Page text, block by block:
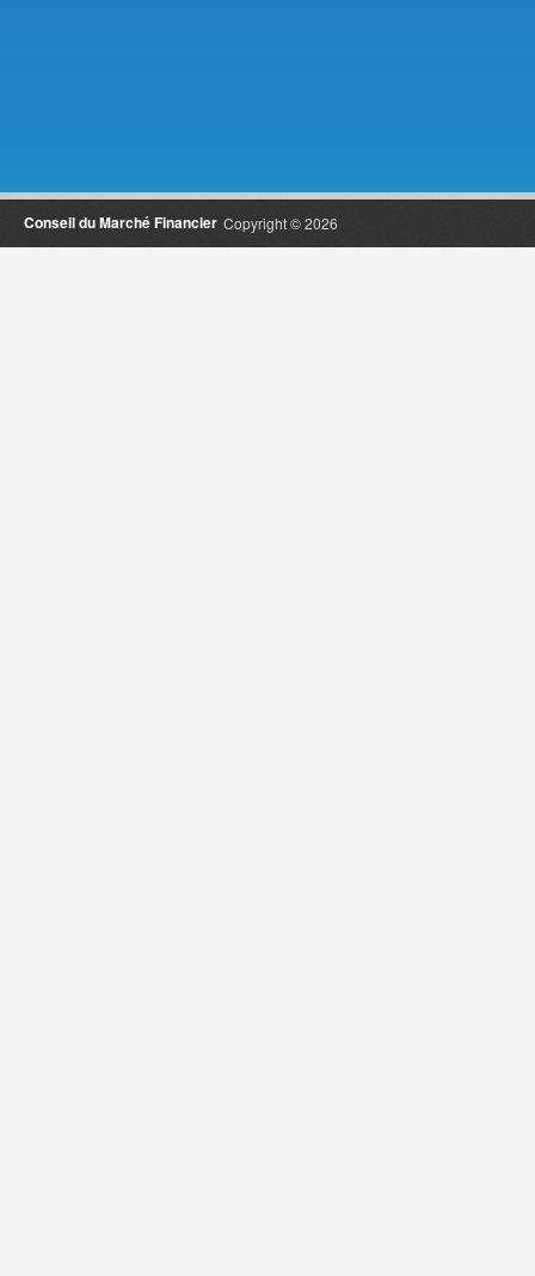
Copyright © 2026
Conseil du Marché Financier